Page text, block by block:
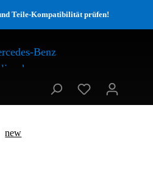
Teile-Kompatibilität prüfen!
new